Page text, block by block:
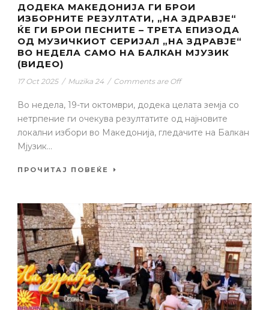
ДОДЕКА МАКЕДОНИЈА ГИ БРОИ
ИЗБОРНИТЕ РЕЗУЛТАТИ, „НА ЗДРАВЈЕ“
ЌЕ ГИ БРОИ ПЕСНИТЕ – ТРЕТА ЕПИЗОДА
ОД МУЗИЧКИОТ СЕРИЈАЛ „НА ЗДРАВЈЕ“
ВО НЕДЕЛА САМО НА БАЛКАН МЈУЗИК
(ВИДЕО)
17 Oct 2025 / Muzika 24 / Comments are Off
Во недела, 19-ти октомври, додека целата земја со
нетрпение ги очекува резултатите од најновите
локални избори во Македонија, гледачите на Балкан
Мјузик...
ПРОЧИТАЈ ПОВЕЌЕ